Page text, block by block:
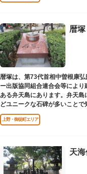
暦塚
暦塚は、第73代首相中曽根康
ー出版協同組合連合会等によ
ある弁天島にあります。弁天
どユニークな石碑が多いことで
上野・御徒町エリア
天